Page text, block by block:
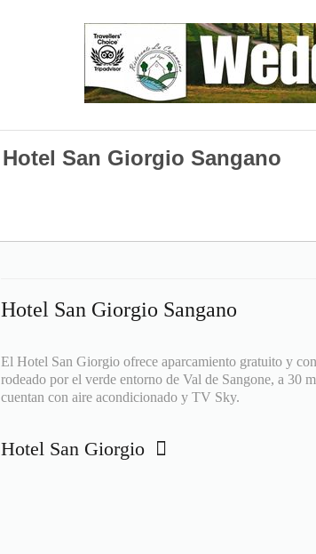
Hotel San Giorgio Sangano
Hotel San Giorgio Sangano
El Hotel San Giorgio ofrece aparcamiento gratuito y
rodeado por el verde entorno de Val de Sangone, a 30
cuentan con aire acondicionado y TV Sky.
Hotel San Giorgio